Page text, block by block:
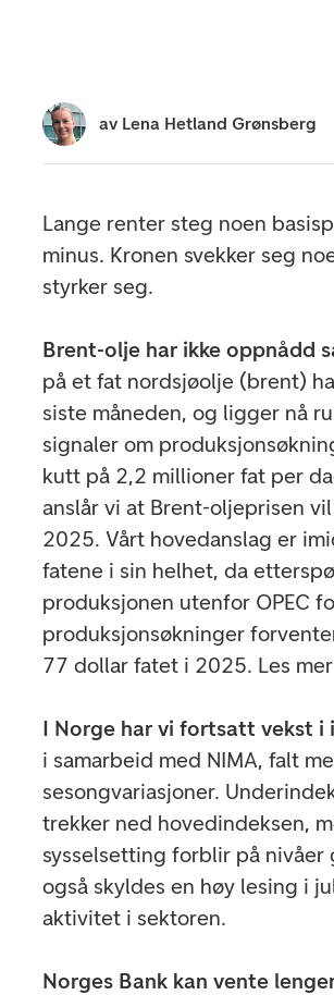
av Lena Hetland Grønsberg
Lange renter steg noen
minus. Kronen svekker seg
styrker seg.
Brent-olje har ikke oppnådd
på et fat nordsjøolje (brent)
siste måneden, og ligger nå
signaler om
kutt på 2,2 millioner fat per
anslår vi at Brent-oljeprisen
2025. Vårt hovedanslag er
fatene i sin helhet, da
produksjonen utenfor OPEC
produksjonsøkninger
77 dollar fatet i 2025. Les
I Norge har vi fortsatt vekst i
i samarbeid med NIMA, falt
sesongvariasjoner.
trekker ned hovedindeksen,
sysselsetting forblir på
også skyldes en høy lesing i
aktivitet i sektoren.
Norges Bank kan vente